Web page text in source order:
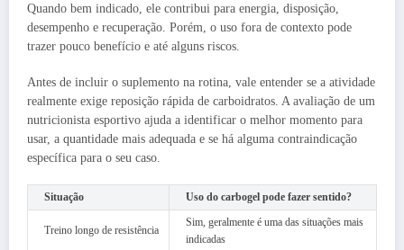
Quando bem indicado, ele contribui para energia, disposição,
desempenho e recuperação. Porém, o uso fora de contexto pode
trazer pouco benefício e até alguns riscos.
Antes de incluir o suplemento na rotina, vale entender se a atividade
realmente exige reposição rápida de carboidratos. A avaliação de um
nutricionista esportivo ajuda a identificar o melhor momento para
usar, a quantidade mais adequada e se há alguma contraindicação
específica para o seu caso.
Situação Uso do carbogel pode fazer sentido?
Treino longo de resistência
Sim, geralmente é uma das situações mais
indicadas